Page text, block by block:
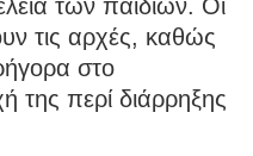
των παιδιών. Οι
τις αρχές, καθώς
στο
της περί διάρρηξης